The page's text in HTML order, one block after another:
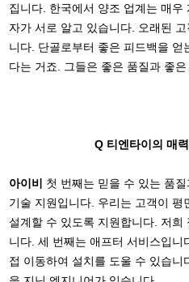
집니다. 한국에서 양조 업계는 매우
자가 서로 알고 있습니다. 오래된
니다. 단골로부터 좋은 피드백을 얻
다는 거죠. 그들은 좋은 품질과 좋
Q 티엔타이의 매
아이비
첫 번째는 믿을 수 있는 품
기술 지원입니다. 우리는 고객이
설계할 수 있도록 지원합니다. 저희
니다. 세 번째는 애프터 서비스입니
접 이동하여 설치를 도울 수 있습니